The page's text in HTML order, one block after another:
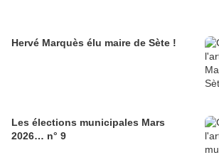
Hervé Marquès élu maire de Sète !
Les élections municipales Mars
2026… n° 9